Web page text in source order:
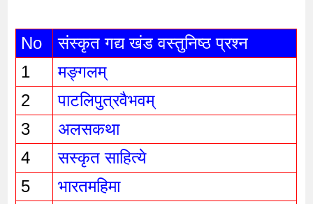
No
संस्कृत गद्य खंड वस्तुनिष्ठ प्रश्न
1
मङ्गलम्
2
पाटलिपुत्रवैभवम्
3
अलसकथा
4
सस्कृत साहित्ये
5
भारतमहिमा